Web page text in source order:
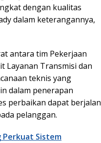
dengan kualitas
dalam keterangannya,
antara tim Pekerjaan
Layanan Transmisi dan
teknis yang
dalam penerapan
perbaikan dapat berjalan
pelanggan.
Perkuat Sistem